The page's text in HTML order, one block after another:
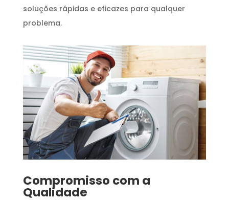
soluções rápidas e eficazes para qualquer
problema.
Compromisso com a
Qualidade